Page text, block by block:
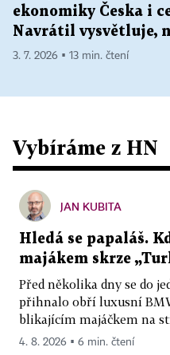
ekonomiky Česka i
Navrátil vysvětluje,
3. 7. 2026 ▪ 13 min. čtení
Vybíráme z HN
JAN KUBITA
Hledá se papaláš.
majákem skrze
Před několika dny se do
přihnalo obří luxusní
blikajícím majáčkem na
4. 8. 2026 ▪ 6 min. čtení